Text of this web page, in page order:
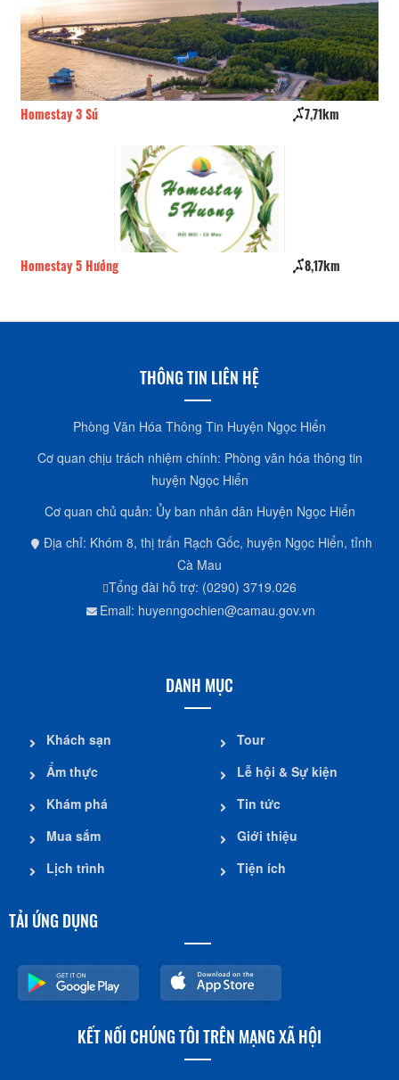
Homestay 3 Sú 7,71km
Homestay 5 Hướng 8,17km
THÔNG TIN LIÊN HỆ
Phòng Văn Hóa Thông Tin Huyện Ngọc Hiển
Cơ quan chịu trách nhiệm chính: Phòng văn hóa thông tin
huyện Ngọc Hiển
Cơ quan chủ quản: Ủy ban nhân dân Huyện Ngọc Hiển
Địa chỉ: Khóm 8, thị trấn Rạch Gốc, huyện Ngọc Hiển, tỉnh
Cà Mau
Tổng đài hỗ trợ: (0290) 3719.026
Email: huyenngochien@camau.gov.vn
DANH MỤC
Khách sạn
Ẩm thực
Khám phá
Mua sắm
Lịch trình
Tour
Lễ hội & Sự kiện
Tin tức
Giới thiệu
Tiện ích
TẢI ỨNG DỤNG
KẾT NỐI CHÚNG TÔI TRÊN MẠNG XÃ HỘI